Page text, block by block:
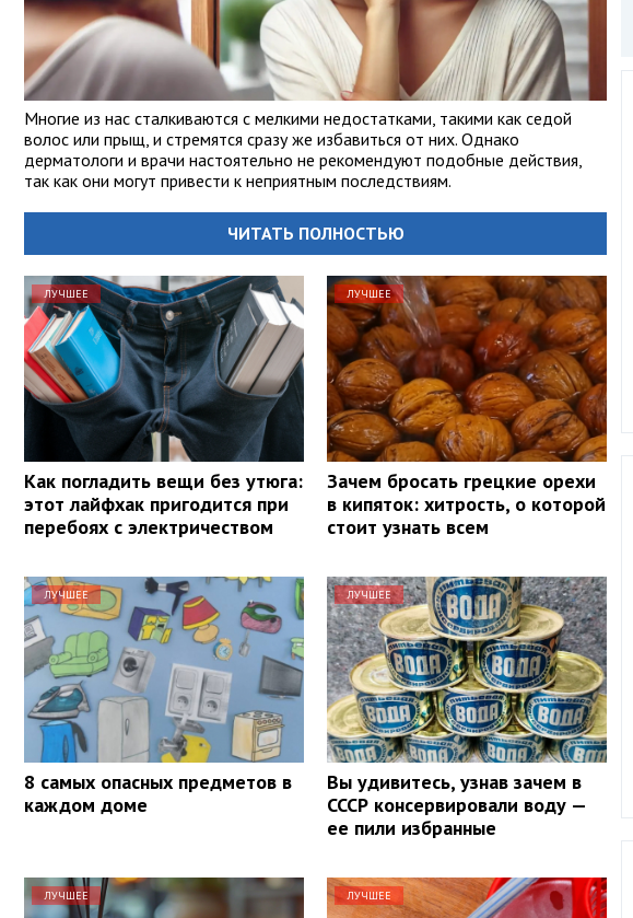
Многие из нас сталкиваются с мелкими недостатками, такими как седой
волос или прыщ, и стремятся сразу же избавиться от них. Однако
дерматологи и врачи настоятельно не рекомендуют подобные действия,
так как они могут привести к неприятным последствиям.
ЧИТАТЬ ПОЛНОСТЬЮ
ЛУЧШЕЕ
Как погладить вещи без утюга:
этот лайфхак пригодится при
перебоях с электричеством
ЛУЧШЕЕ
Зачем бросать грецкие орехи
в кипяток: хитрость, о которой
стоит узнать всем
ЛУЧШЕЕ
8 самых опасных предметов в
каждом доме
ЛУЧШЕЕ
Вы удивитесь, узнав зачем в
СССР консервировали воду —
ее пили избранные
ЛУЧШЕЕ ЛУЧШЕЕ